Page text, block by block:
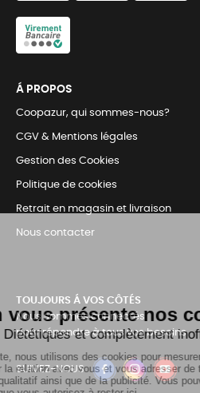
Á PROPOS
Coopazur, qui sommes-nous?
CGV & Mentions légales
Gestion des Cookies
Politique de cookies
Retrait en magasin et livraison
Nous contacter
TOUJOURS Á VOS CÔTÉS
Nous sommes connectés
pour répondre à tous vos besoins
SUIVEZ-NOUS